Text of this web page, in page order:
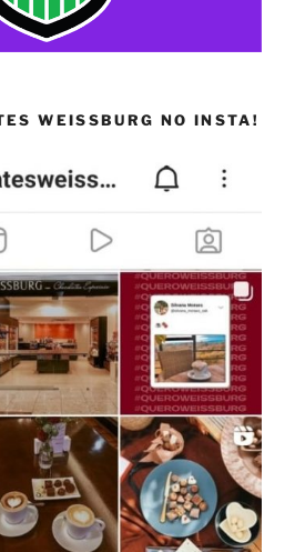
WEISSBURG NO INSTA!